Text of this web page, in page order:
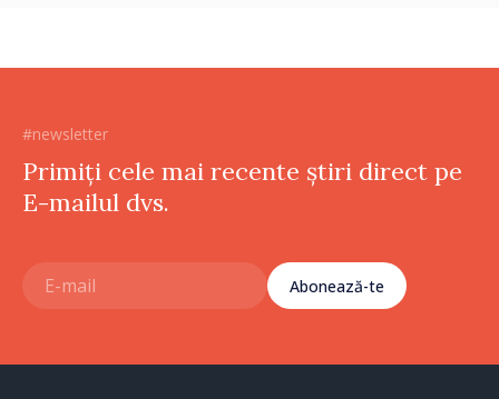
#newsletter
Primiți cele mai recente știri direct pe
E-mailul dvs.
Abonează-te